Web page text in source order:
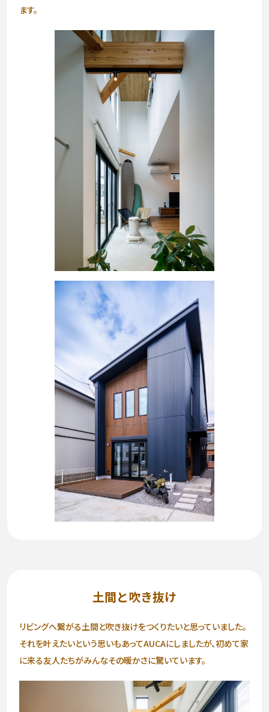
∟宿泊体験予約
∟内覧予約
∟ご宿泊体験者フォト
分譲情報
∟新規分譲住宅
∟土地分譲
不動産管理 売買・賃貸仲介
中古物件買取サイト
企業情報・アクセス
∟レモンホームの取り組み
∟スタッフ紹介
お問い合わせ
∟総合お問い合わせ
∟資料請求
∟来場予約
ます。
土間と吹き抜け
リビングへ繋がる土間と吹き抜けをつくりたいと思っていました。
それを叶えたいという思いもあってAUCAにしましたが、初めて家
に来る友人たちがみんなその暖かさに驚いています。